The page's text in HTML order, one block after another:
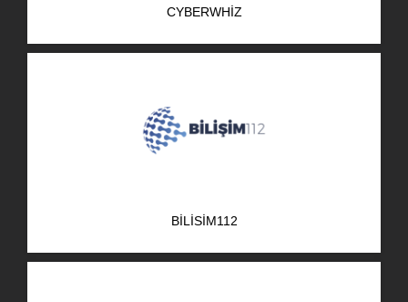
AR-GE Portal
EN
CYBERWHIZ
BILISIM112